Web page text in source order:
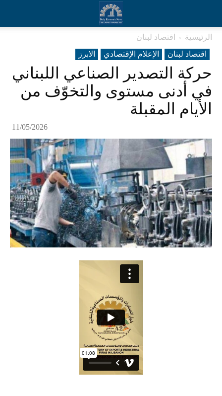
الرئيسية
اقتصاد لبنان
اقتصاد لبنان
الإعلام الإقتصادي الابرز
حركة التصدير الصناعي اللبناني
في أدنى مستوى والتخوّف من
الأيام المقبلة
11/05/2026